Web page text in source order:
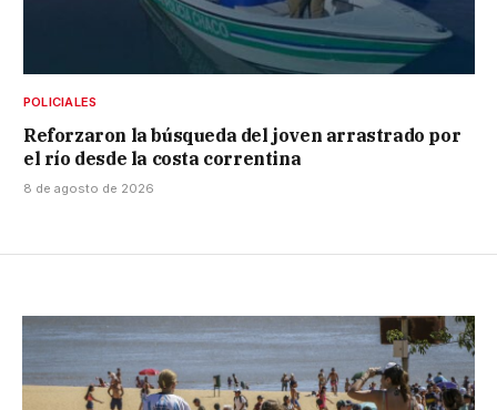
POLICIALES
Reforzaron la búsqueda del joven arrastrado por
el río desde la costa correntina
8 de agosto de 2026